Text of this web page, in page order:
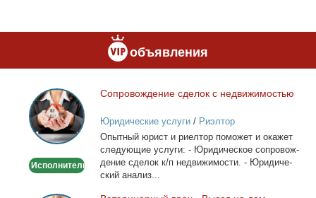
объявления
Сопровождение
сделок
с
недвижимостью
Исполнитель
Со­про­вож­де­ние сде­лок с недви­жи­мо­стью
Юридические услуги/ Риэлтор
Опыт­ный юрист и ри­ел­тор по­мо­жет и ока­жет
сле­ду­ю­щие услу­ги: - Юри­ди­че­ское со­про­вож­
де­ние сде­лок к/п недви­жи­мо­сти. - Юри­ди­че­
ский ана­лиз...